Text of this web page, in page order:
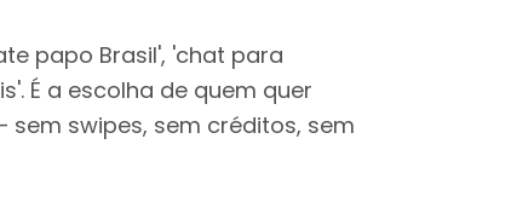
papo Brasil', 'chat para
É a escolha de quem quer
swipes, sem créditos, sem